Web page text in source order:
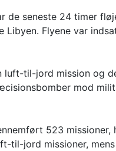
de seneste 24 timer
Libyen. Flyene var
luft-til-jord mission og
mod
523 missioner,
til-jord missioner,